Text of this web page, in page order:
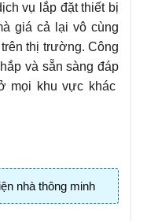
vụ lắp đặt thiết bị
giá cả lại vô cùng
thị trường. Công
và sẵn sàng đáp
mọi khu vực khác
nhà thông minh